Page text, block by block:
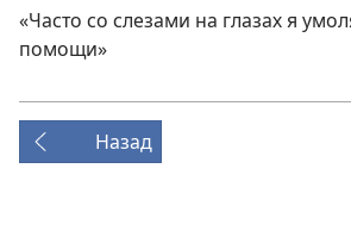
«Часто со слезами на глазах я
помощи»
Назад